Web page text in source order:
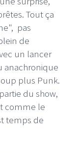
Tout ça
pas
de
un lancer
anachronique
plus Punk.
du show,
comme le
temps de